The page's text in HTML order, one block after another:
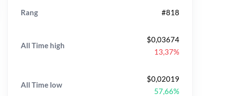
Rang #818
All Time high
$0,03674
13,37%
All Time low
$0,02019
57,66%